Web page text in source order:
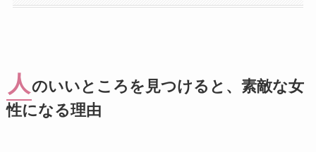
人 のいいところを見つけると、素敵な女
性になる理由